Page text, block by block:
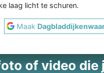
laag licht te schuren.
Maak
of video die